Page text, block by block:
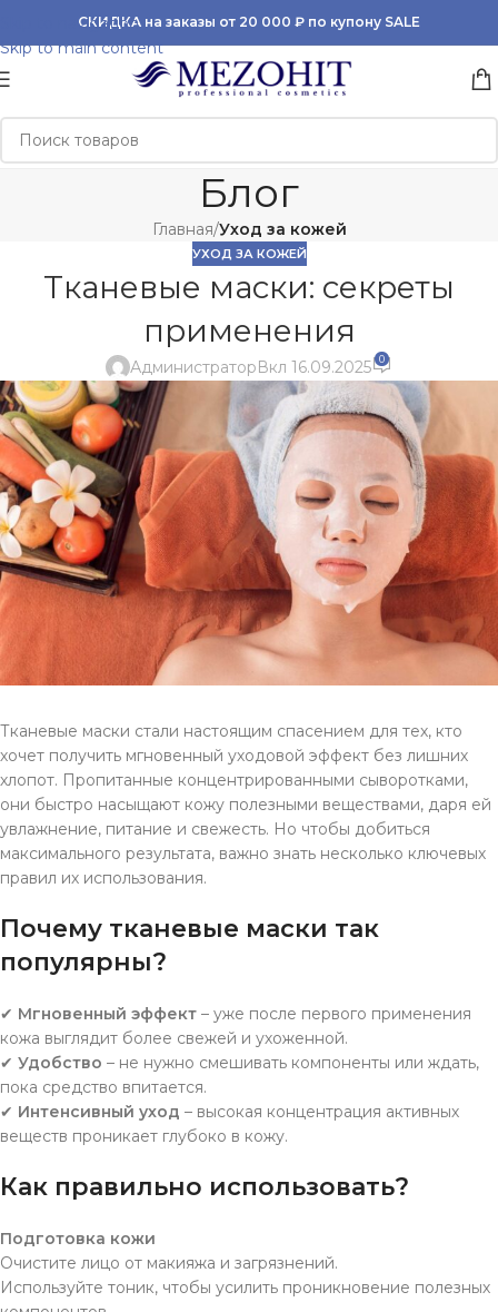
Skip to navigation
Skip to main content
СКИДКА на заказы от 20 000 ₽ по купону SALE
Блог
Главная/Уход за кожей
УХОД ЗА КОЖЕЙ
Тканевые маски: секреты
применения
АдминистраторВкл 16.09.2025 0
Тканевые маски стали настоящим спасением для тех, кто
хочет получить мгновенный уходовой эффект без лишних
хлопот. Пропитанные концентрированными сыворотками,
они быстро насыщают кожу полезными веществами, даря ей
увлажнение, питание и свежесть. Но чтобы добиться
максимального результата, важно знать несколько ключевых
правил их использования.
Почему тканевые маски так
популярны?
✔ Мгновенный эффект – уже после первого применения
кожа выглядит более свежей и ухоженной.
✔ Удобство – не нужно смешивать компоненты или ждать,
пока средство впитается.
✔ Интенсивный уход – высокая концентрация активных
веществ проникает глубоко в кожу.
Как правильно использовать?
Подготовка кожи
Очистите лицо от макияжа и загрязнений.
Используйте тоник, чтобы усилить проникновение полезных